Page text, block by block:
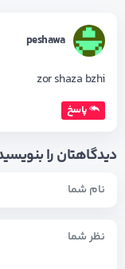
peshawa
zor shaza bzhi
پاسخ
دیدگاهتان را